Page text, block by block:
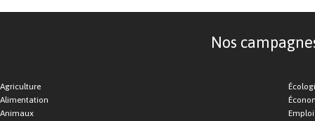
Nos
Agriculture
Alimentation
Animaux
Emploi